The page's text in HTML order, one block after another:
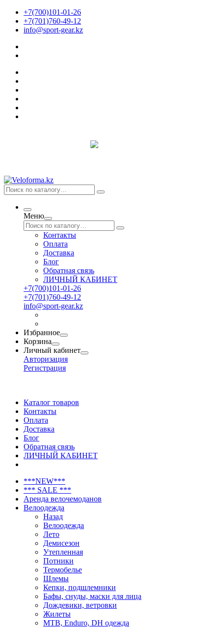
+7(700)101-01-26
+7(701)760-49-12
info@sport-gear.kz
Меню
Контакты
Оплата
Доставка
Блог
Обратная связь
ЛИЧНЫЙ КАБИНЕТ
+7(700)101-01-26
+7(701)760-49-12
info@sport-gear.kz
Избранное
Корзина
Личный кабинет
Авторизация
Регистрация
Каталог товаров
Контакты
Оплата
Доставка
Блог
Обратная связь
ЛИЧНЫЙ КАБИНЕТ
***NEW***
*** SALE ***
Аренда велочемоданов
Велоодежда
Назад
Велоодежда
Лето
Демисезон
Утепленная
Потники
Термобелье
Шлемы
Кепки, подшлемники
Бафы, снуды, маски для лица
Дождевики, ветровки
Жилеты
MTB, Enduro, DH одежда